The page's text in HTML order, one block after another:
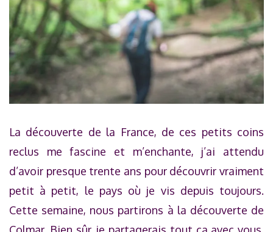
La découverte de la France, de ces petits coins
reclus me fascine et m’enchante, j’ai attendu
d’avoir presque trente ans pour découvrir vraiment
petit à petit, le pays où je vis depuis toujours.
Cette semaine, nous partirons à la découverte de